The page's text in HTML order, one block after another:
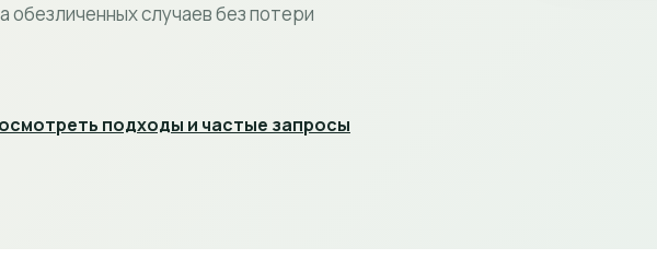
обезличенных случаев без потери
подходы и частые запросы